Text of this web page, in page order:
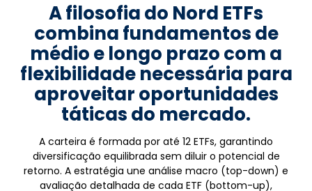
A filosofia do Nord ETFs
combina fundamentos de
médio e longo prazo com a
flexibilidade necessária para
aproveitar oportunidades
táticas do mercado.
A carteira é formada por até 12 ETFs, garantindo
diversificação equilibrada sem diluir o potencial de
retorno. A estratégia une análise macro (top-down) e
avaliação detalhada de cada ETF (bottom-up),